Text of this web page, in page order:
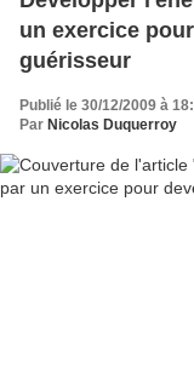
un exercice
guérisseur
Publié le 30/12/2009 à
Par Nicolas Duquerroy